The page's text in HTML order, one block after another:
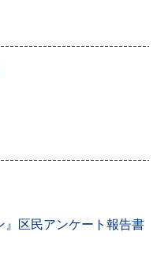
』区民アンケート報告書